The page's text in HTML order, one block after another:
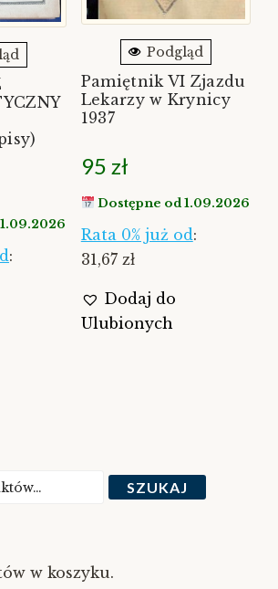
:
Podgląd
Pamiętnik VI Zjazdu
Lekarzy w Krynicy
1937
95 zł
Dostępne od 1.09.2026
Rata 0% już od :
31,67 zł
Dodaj do
Ulubionych
SZUKAJ
w koszyku.